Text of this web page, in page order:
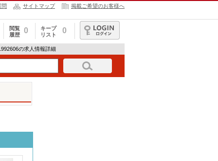
問 サイトマップ 掲載ご希望のお客様へ
閲覧
履歴
0
キープ
リスト
0
ログイン
の求人情報詳細